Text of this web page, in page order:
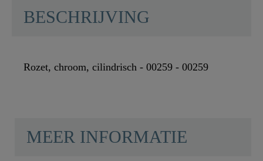
BESCHRIJVING
Rozet, chroom, cilindrisch - 00259 - 00259
MEER INFORMATIE